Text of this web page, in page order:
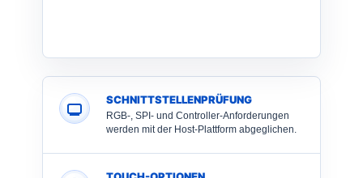
SCHNITTSTELLENPRÜFUNG
RGB-, SPI- und Controller-Anforderungen
werden mit der Host-Plattform abgeglichen.